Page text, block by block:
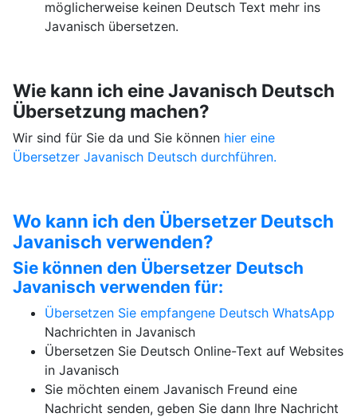
möglicherweise keinen Deutsch Text mehr ins
Javanisch übersetzen.
Wie kann ich eine Javanisch Deutsch
Übersetzung machen?
Wir sind für Sie da und Sie können hier eine
Übersetzer Javanisch Deutsch durchführen.
Wo kann ich den Übersetzer Deutsch
Javanisch verwenden?
Sie können den Übersetzer Deutsch
Javanisch verwenden für:
Übersetzen Sie empfangene Deutsch WhatsApp
Nachrichten in Javanisch
Übersetzen Sie Deutsch Online-Text auf Websites
in Javanisch
Sie möchten einem Javanisch Freund eine
Nachricht senden, geben Sie dann Ihre Nachricht